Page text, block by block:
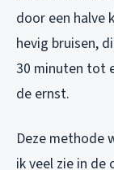
door een halve
hevig bruisen,
30 minuten tot
de ernst.
Deze methode
ik veel zie in